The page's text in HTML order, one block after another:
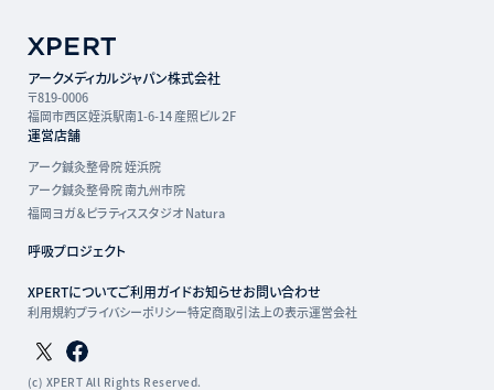
アークメディカルジャパン株式会社
〒819-0006
福岡市西区姪浜駅南1-6-14 産照ビル２F
運営店舗
アーク鍼灸整骨院 姪浜院
アーク鍼灸整骨院 南九州市院
福岡ヨガ＆ピラティススタジオ Natura
呼吸プロジェクト
XPERTについてご利用ガイドお知らせお問い合わせ
利用規約プライバシーポリシー特定商取引法上の表示運営会社
Twitterページ
Facebookページ
(c) XPERT All Rights Reserved.